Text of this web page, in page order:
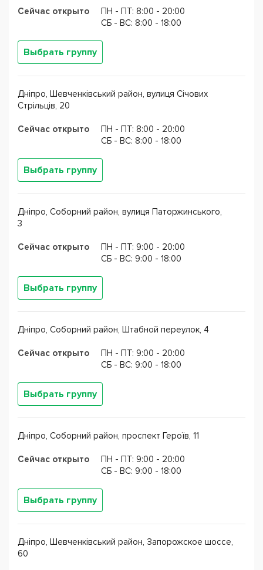
высшие баллы! Обучение в Логосе отличается тем, что
ученики получают результаты после каждого урока.
Главный секрет – игровая форма – нашим ученикам
интересно, поэтому все ходят на занятия с
удовольствием и добиваются успеха. Наши
преподаватели – мастера высших категорий, их
задача не просто научить своего студента, но и
дисциплины. Только в Логосе к каждому ученику
относятся, как к своему ребенку, поэтому нас ценят
родители и более 70 % клиентов к нам приходят по
рекомендациям.
Сейчас открыто
ПН - ПТ: 8:00 - 20:00
CБ - ВС: 8:00 - 18:00
Выбрать группу
Дніпро, Шевченківський район, вулиця Січових
Стрільців, 20
Сейчас открыто
ПН - ПТ: 8:00 - 20:00
CБ - ВС: 8:00 - 18:00
Выбрать группу
Дніпро, Соборний район, вулиця Паторжинського,
3
Сейчас открыто
ПН - ПТ: 9:00 - 20:00
CБ - ВС: 9:00 - 18:00
Выбрать группу
Дніпро, Соборний район, Штабной переулок, 4
Сейчас открыто
ПН - ПТ: 9:00 - 20:00
CБ - ВС: 9:00 - 18:00
Выбрать группу
Дніпро, Соборний район, проспект Героїв, 11
Сейчас открыто
ПН - ПТ: 9:00 - 20:00
CБ - ВС: 9:00 - 18:00
Выбрать группу
Дніпро, Шевченківський район, Запорожское шоссе,
60